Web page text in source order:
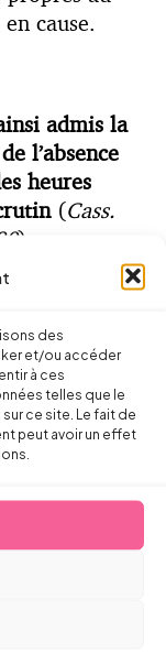
des
et/ou accéder
à ces
telles que le
ce site. Le fait de
peut avoir un effet
cause.
admis la
l’absence
heures
(Cass.
),
précédents
des
de la
ne
de vote.